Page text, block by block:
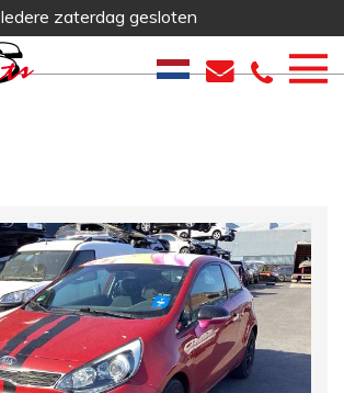
Iedere zaterdag gesloten